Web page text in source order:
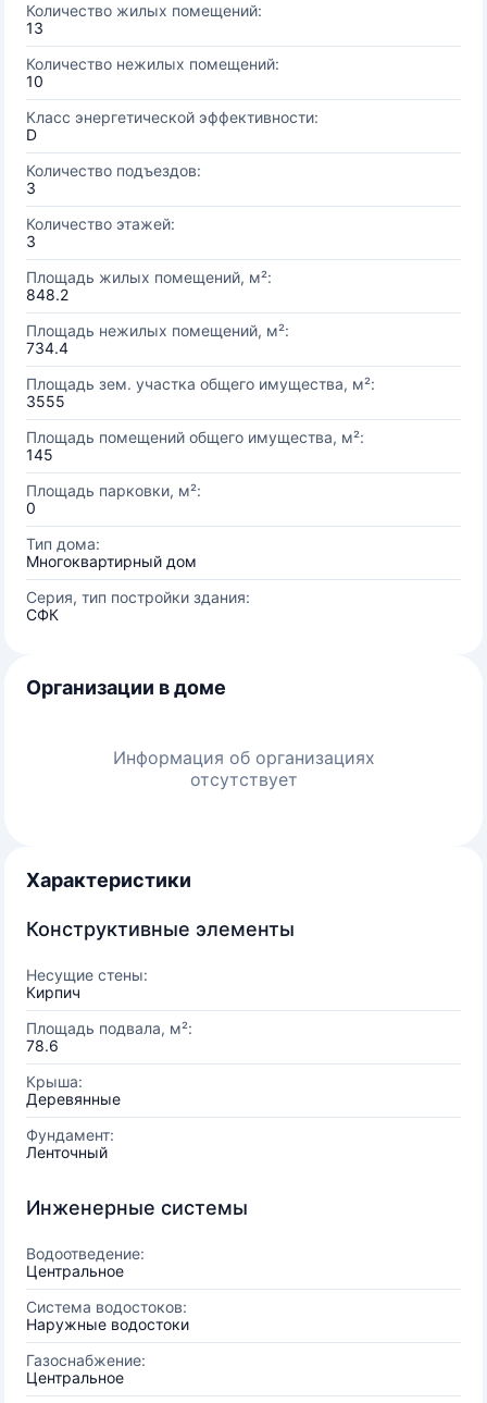
Количество жилых помещений:
13
Количество нежилых помещений:
10
Класс энергетической эффективности:
D
Количество подъездов:
3
Количество этажей:
3
Площадь жилых помещений, м²:
848.2
Площадь нежилых помещений, м²:
734.4
Площадь зем. участка общего имущества, м²:
3555
Площадь помещений общего имущества, м²:
145
Площадь парковки, м²:
0
Тип дома:
Многоквартирный дом
Серия, тип постройки здания:
СФК
Организации в доме
Информация об организациях
отсутствует
Характеристики
Конструктивные элементы
Несущие стены:
Кирпич
Площадь подвала, м²:
78.6
Крыша:
Деревянные
Фундамент:
Ленточный
Инженерные системы
Водоотведение:
Центральное
Система водостоков:
Наружные водостоки
Газоснабжение:
Центральное